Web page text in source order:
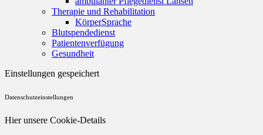
Therapie und Rehabilitation
KörperSprache
Blutspendedienst
Patientenverfügung
Gesundheit
Einstellungen gespeichert
Datenschutzeinstellungen
Hier unsere Cookie-Details